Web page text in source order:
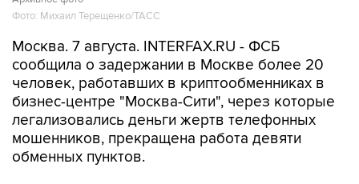
Москва. 7 августа. INTERFAX.RU - ФСБ
человек, работавших в криптообменниках в
бизнес-центре "Москва-Сити", через которые
легализовались деньги жертв телефонных
мошенников, прекращена работа девяти
обменных пунктов.
"Во взаимодействии с МВД России пресечена